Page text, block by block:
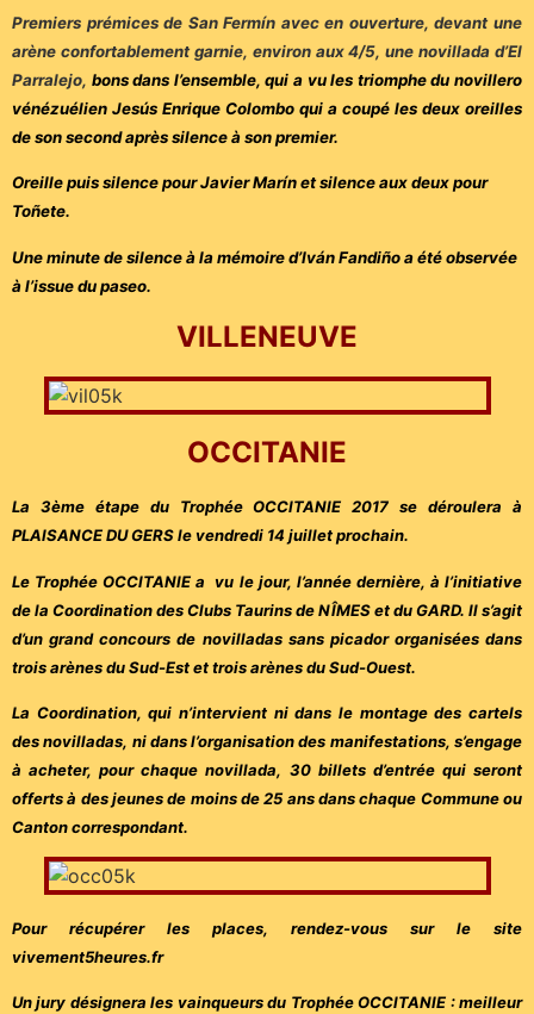
Premiers prémices de San Fermín avec en ouverture, devant une
arène confortablement garnie, environ aux 4/5, une novillada d’El
Parralejo, bons dans l’ensemble, qui a vu les triomphe du novillero
vénézuélien Jesús Enrique Colombo qui a coupé les deux oreilles
de son second après silence à son premier.
Oreille puis silence pour Javier Marín et silence aux deux pour
Toñete.
Une minute de silence à la mémoire d’Iván Fandiño a été observée
à l’issue du paseo.
VILLENEUVE
OCCITANIE
La 3ème étape du Trophée OCCITANIE 2017 se déroulera à
PLAISANCE DU GERS le vendredi 14 juillet prochain.
Le Trophée OCCITANIE a vu le jour, l’année dernière, à l’initiative
de la Coordination des Clubs Taurins de NÎMES et du GARD. Il s’agit
d’un grand concours de novilladas sans picador organisées dans
trois arènes du Sud-Est et trois arènes du Sud-Ouest.
La Coordination, qui n’intervient ni dans le montage des cartels
des novilladas, ni dans l’organisation des manifestations, s’engage
à acheter, pour chaque novillada, 30 billets d’entrée qui seront
offerts à des jeunes de moins de 25 ans dans chaque Commune ou
Canton correspondant.
Pour récupérer les places, rendez-vous sur le site
vivement5heures.fr
Un jury désignera les vainqueurs du Trophée OCCITANIE : meilleur